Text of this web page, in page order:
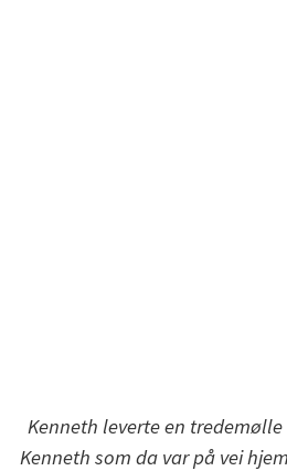
Kenneth leverte en
Kenneth som da var på vei